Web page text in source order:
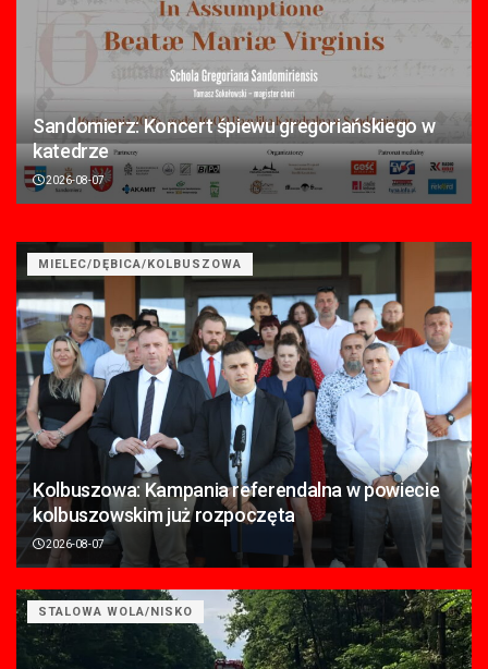
Sandomierz: Koncert śpiewu gregoriańskiego w
katedrze
2026-08-07
MIELEC/DĘBICA/KOLBUSZOWA
Kolbuszowa: Kampania referendalna w powiecie
kolbuszowskim już rozpoczęta
2026-08-07
STALOWA WOLA/NISKO